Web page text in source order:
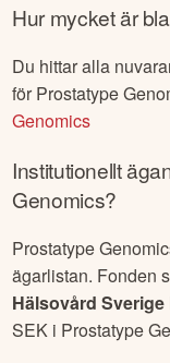
Hur mycket är
Du hittar alla
för Prostatype
Genomics
Institutionellt
Genomics?
Prostatype
ägarlistan. Fonden
Hälsovård Sverige
SEK i Prostatype